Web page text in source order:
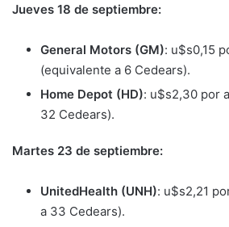
Jueves 18 de septiembre:
General Motors (GM): u$s0,15
(equivalente a 6 Cedears).
Home Depot (HD): u$s2,30 por
32 Cedears).
Martes 23 de septiembre:
UnitedHealth (UNH): u$s2,21
a 33 Cedears).